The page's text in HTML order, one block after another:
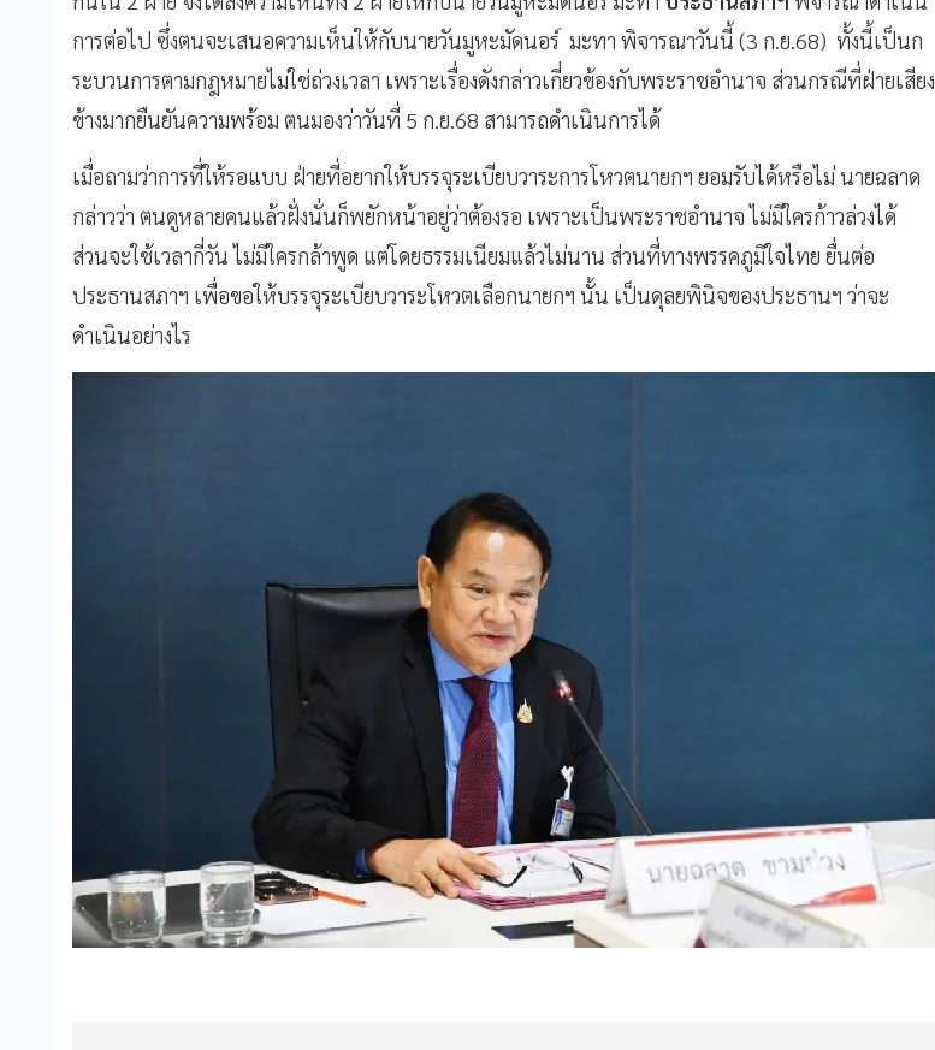
การต่อไป ซึ่งตนจะเสนอความเห็นให้กับนายวันมูหะมัดนอร์ มะทา พิจารณาวันนี้ (3 ก.ย.68) ทั้งนี้เป็นก
ระบวนการตามกฎหมายไม่ใช่ถ่วงเวลา เพราะเรื่องดังกล่าวเกี่ยวข้องกับพระราชอำนาจ ส่วนกรณีที่ฝ่ายเสียง
ข้างมากยืนยันความพร้อม ตนมองว่าวันที่ 5 ก.ย.68 สามารถดำเนินการได้
เมื่อถามว่าการที่ให้รอแบบ ฝ่ายที่อยากให้บรรจุระเบียบวาระการโหวตนายกฯ ยอมรับได้หรือไม่ นายฉลาด
กล่าวว่า ตนดูหลายคนแล้วฝั่งนั่นก็พยักหน้าอยู่ว่าต้องรอ เพราะเป็นพระราชอำนาจ ไม่มีใครก้าวล่วงได้
ส่วนจะใช้เวลากี่วัน ไม่มีใครกล้าพูด แต่โดยธรรมเนียมแล้วไม่นาน ส่วนที่ทางพรรคภูมิใจไทย ยื่นต่อ
ประธานสภาฯ เพื่อขอให้บรรจุระเบียบวาระโหวตเลือกนายกฯ นั้น เป็นดุลยพินิจของประธานฯ ว่าจะ
ดำเนินอย่างไร